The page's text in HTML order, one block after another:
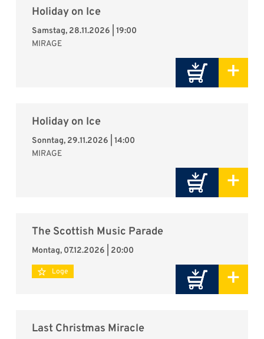
Holiday on Ice
Samstag, 28.11.2026 | 19:00
MIRAGE
+
Holiday on Ice
Sonntag, 29.11.2026 | 14:00
MIRAGE
+
The Scottish Music Parade
Montag, 07.12.2026 | 20:00
+
Loge
Last Christmas Miracle